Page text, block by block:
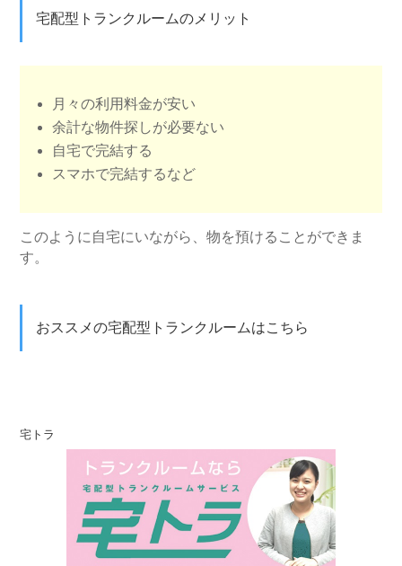
宅配型トランクルームのメリット
月々の利用料金が安い
余計な物件探しが必要ない
自宅で完結する
スマホで完結するなど
このように自宅にいながら、物を預けることができま
す。
おススメの宅配型トランクルームはこちら
宅トラ